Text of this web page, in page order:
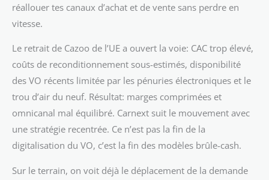
réallouer tes canaux d’achat et de vente sans perdre en
vitesse.
Le retrait de Cazoo de l’UE a ouvert la voie: CAC trop élevé,
coûts de reconditionnement sous-estimés, disponibilité
des VO récents limitée par les pénuries électroniques et le
trou d’air du neuf. Résultat: marges comprimées et
omnicanal mal équilibré. Carnext suit le mouvement avec
une stratégie recentrée. Ce n’est pas la fin de la
digitalisation du VO, c’est la fin des modèles brûle-cash.
Sur le terrain, on voit déjà le déplacement de la demande